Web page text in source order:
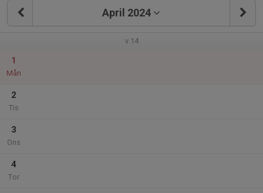
April 2024
v.14
1
Mån
2
Tis
3
Ons
4
Tor